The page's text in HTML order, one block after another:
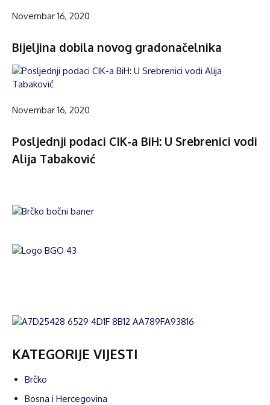
Novembar 16, 2020
Bijeljina dobila novog gradonačelnika
Novembar 16, 2020
Posljednji podaci CIK-a BiH: U Srebrenici vodi
Alija Tabaković
KATEGORIJE VIJESTI
Brčko
Bosna i Hercegovina